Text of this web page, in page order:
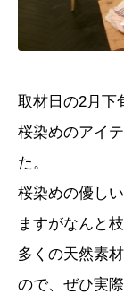
取材日の2月下
桜染めのアイ
た。
桜染めの優し
ますがなんと
多くの天然素
ので、ぜひ実